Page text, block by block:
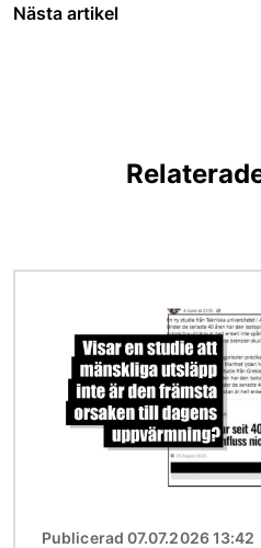
Nästa artikel
Publicerad 07.07.2026 13:42